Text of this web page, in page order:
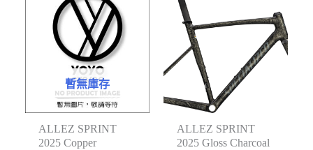
暫無庫存
ALLEZ SPRINT
2025 Copper
ALLEZ SPRINT
2025 Gloss Charcoal